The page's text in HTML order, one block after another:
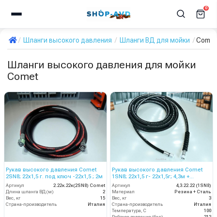
0
Шланги высокого давления Шланги ВД для мойки Comet
Шланги высокого давления для мойки
Comet
Рукав высокого давления Comet
2SN8; 22х1,5 г. под ключ -22х1,5 ; 2м
Артикул
2.22к.22к(2SN8) Comet
Длина шланга ВД (м)
2
Вес, кг
15
Страна-производитель
Италия
Рукав высокого давления Comet
1SN8; 22х1,5 г- 22х1,5г; 4,3м +
защита шланга
Артикул
4,3.22.22 (1SN8)
Материал
Резина + Сталь
Вес, кг
3
Страна-производитель
Италия
Температура, C
100